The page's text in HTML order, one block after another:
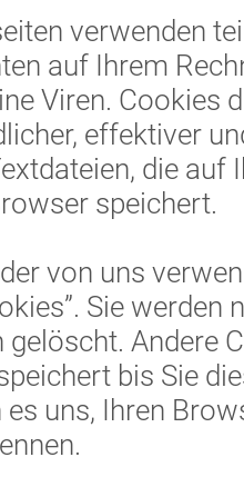
verwenden
auf Ihrem
Viren. Cookies
effektiver
die auf
speichert.
von uns
Sie werden
Andere
bis Sie
uns, Ihren